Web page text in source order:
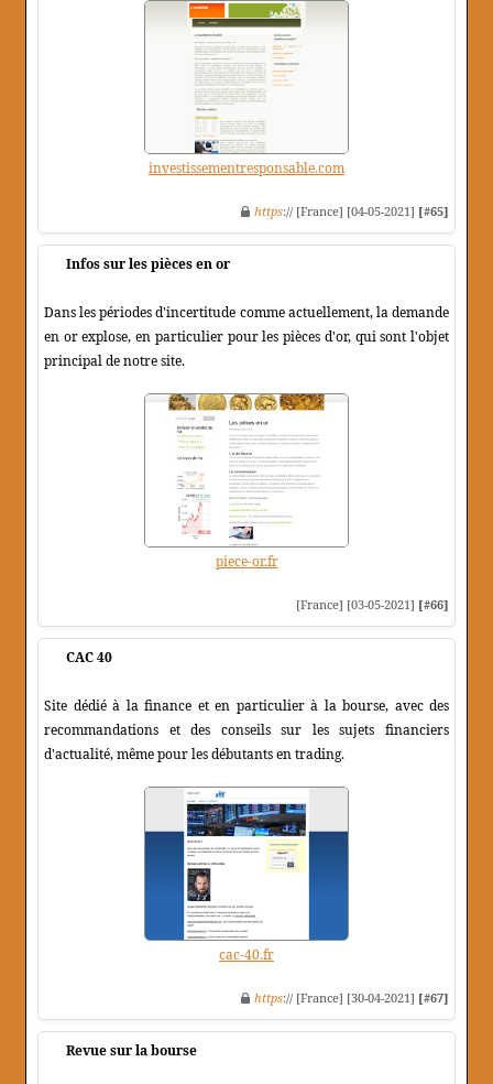
investissementresponsable.com
https:// [France] [04-05-2021] [#65]
Infos sur les pièces en or
Dans les périodes d'incertitude comme actuellement, la demande
en or explose, en particulier pour les pièces d'or, qui sont l'objet
principal de notre site.
piece-or.fr
[France] [03-05-2021] [#66]
CAC 40
Site dédié à la finance et en particulier à la bourse, avec des
recommandations et des conseils sur les sujets financiers
d'actualité, même pour les débutants en trading.
cac-40.fr
https:// [France] [30-04-2021] [#67]
Revue sur la bourse